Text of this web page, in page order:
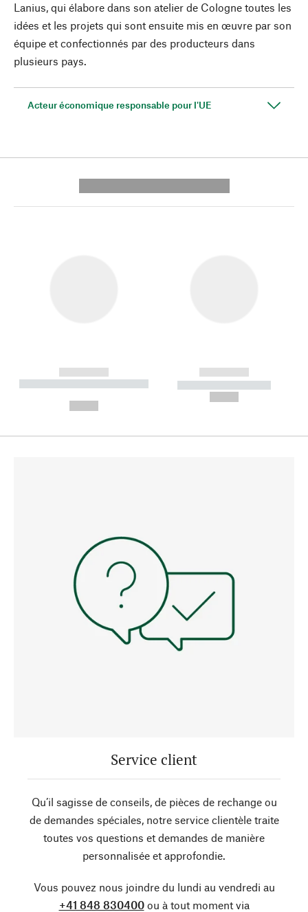
Lanius, qui élabore dans son atelier de Cologne toutes les
idées et les projets qui sont ensuite mis en œuvre par son
équipe et confectionnés par des producteurs dans
plusieurs pays.
Acteur économique responsable pour l'UE
------------
----------- ----------- --------
------------
----------- -----------
Service client
Qu’il sagisse de conseils, de pièces de rechange ou
de demandes spéciales, notre service clientèle traite
toutes vos questions et demandes de manière
personnalisée et approfondie.
Vous pouvez nous joindre du lundi au vendredi au
+41 848 830400ou à tout moment via